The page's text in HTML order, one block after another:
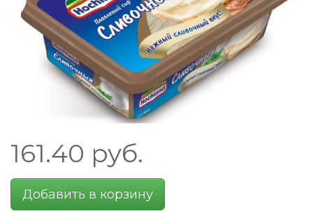
161.40 руб.
Добавить в корзину